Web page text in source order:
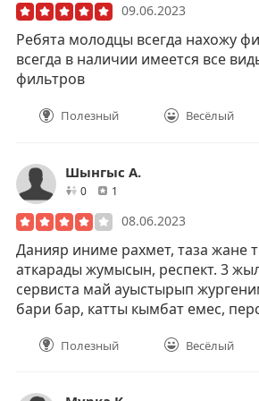
09.06.2023
Ребята молодцы всегда нахожу
всегда в наличии имеется все
фильтров
Полезный Весёлый
Шынгыс А.
0друзей1
08.06.2023
Данияр иниме рахмет, таза жане
аткарады жумысын, респект. 3
сервиста май ауыстырып
бари бар, катты кымбат емес,
Полезный Весёлый